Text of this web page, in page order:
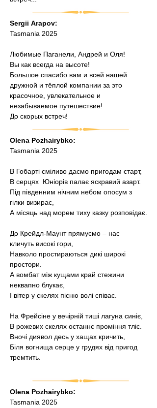
Sergіі Arapov:
Tasmania 2025
Любимые Паганели, Андрей и Оля!
Вы как всегда на высоте!
Большое спасибо вам и всей нашей
дружной и тёплой компании за это
красочное, увлекательное и
незабываемое путешествие!
До скорых встреч!
Olena Pozhairybko:
Tasmania 2025
В Гобарті сміливо даємо пригодам старт,
В серцях  Юніорів палає яскравий азарт.
Під південним нічним небом опосум з
гілки визирає,
А місяць над морем тиху казку розповідає.
До Крейдл-Маунт прямуємо – нас
кличуть високі гори,
Навколо простираються дикі широкі
простори.
А вомбат між кущами край стежини
неквапно блукає,
І вітер у скелях пісню волі співає.
На Фрейсіне у вечірній тиші лагуна синіє,
В рожевих скелях останнє проміння тліє.
Вночі диявол десь у хащах кричить,
Біля вогнища серце у грудях від пригод
тремтить.
Olena Pozhairybko:
Tasmania 2025